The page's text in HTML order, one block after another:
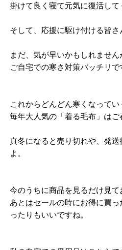
掛けて良く寝て元気に復活して
そして、応援に駆け付ける皆さ
まだ、気が早いかもしれません
ご自宅での寒さ対策バッチリで
これからどんどん寒くなってい
毎年大人気の「着る毛布」はご
真冬になると売り切れや、発
よ。
今のうちに商品を見るだけ見て
あとはセールの時にお得に買
ったりもいいですね。